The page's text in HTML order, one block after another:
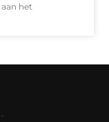
het